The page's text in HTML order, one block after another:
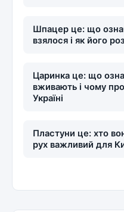
Шпацер це: що
взялося і як його
Царинка це: що
вживають і чому
Україні
Пластуни це: хто
рух важливий для